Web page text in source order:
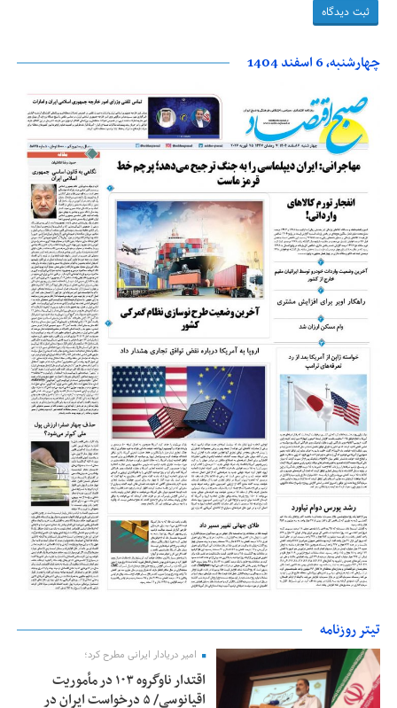
چهارشنبه، 6 اسفند 1404
تیتر روزنامه
امیر دریادار ایرانی مطرح کرد؛
اقتدار ناوگروه ۱۰۳ در مأموریت‌
اقیانوسی/ ۵ درخواست ایران در